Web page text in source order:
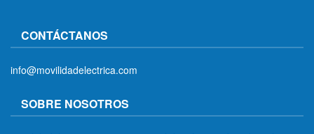
CONTÁCTANOS
info@movilidadelectrica.com
SOBRE NOSOTROS